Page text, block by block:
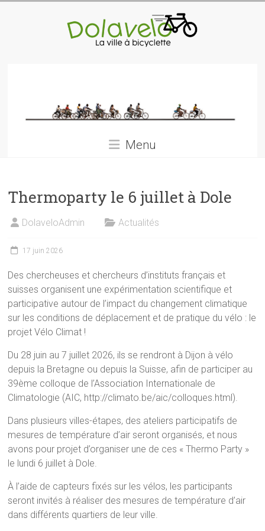
Menu
Thermoparty le 6 juillet à Dole
DolaveloAdmin Actualités
17 juin 2026
Des chercheuses et chercheurs d’instituts français et
suisses organisent une expérimentation scientifique et
participative autour de l’impact du changement climatique
sur les conditions de déplacement et de pratique du vélo : le
projet Vélo Climat !
Du 28 juin au 7 juillet 2026, ils se rendront à Dijon à vélo
depuis la Bretagne ou depuis la Suisse, afin de participer au
39ème colloque de l’Association Internationale de
Climatologie (AIC, http://climato.be/aic/colloques.html).
Dans plusieurs villes-étapes, des ateliers participatifs de
mesures de température d’air seront organisés, et nous
avons pour projet d’organiser une de ces « Thermo Party »
le lundi 6 juillet à Dole.
À l’aide de capteurs fixés sur les vélos, les participants
seront invités à réaliser des mesures de température d’air
dans différents quartiers de leur ville.